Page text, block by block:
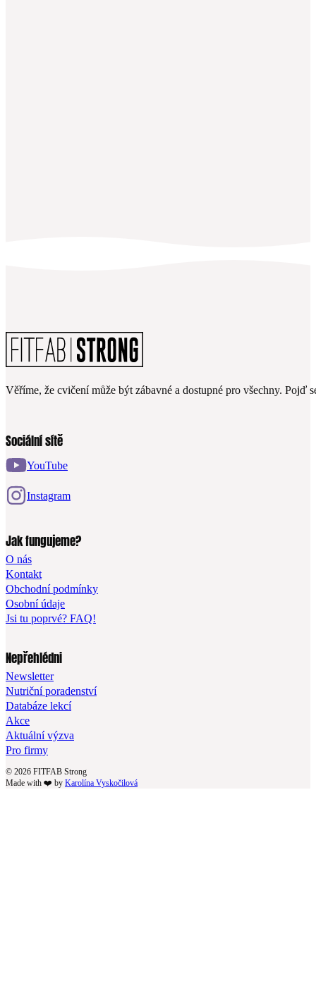
Věříme, že cvičení může být zábavné a dostupné pro všechny. Pojď
Sociální sítě
YouTube
Instagram
Jak fungujeme?
O nás
Kontakt
Obchodní podmínky
Osobní údaje
Jsi tu poprvé? FAQ!
Nepřehlédni
Newsletter
Nutriční poradenství
Databáze lekcí
Akce
Aktuální výzva
Pro firmy
© 2026 FITFAB Strong
Made with ❤️ by Karolína Vyskočilová